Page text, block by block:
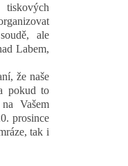
ale
Labem,
že naše
pokud to
Vašem
prosince
tak i